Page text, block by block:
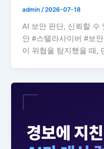
admin/2026-07-18
AI 보안 판단, 신뢰할 수
안 #스텔라사이버 #보
이 위협을 탐지했을 때,